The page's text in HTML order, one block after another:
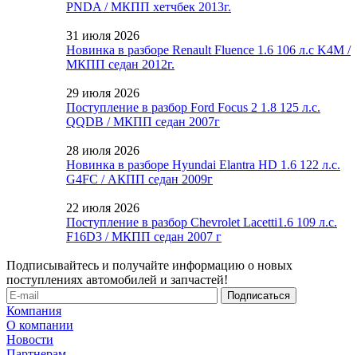
PNDA / МКПП хетчбек 2013г.
31 июля 2026
Новинка в разборе Renault Fluence 1.6 106 л.с K4M /
МКПП седан 2012г.
29 июля 2026
Поступление в разбор Ford Focus 2 1.8 125 л.с.
QQDB / МКПП седан 2007г
28 июля 2026
Новинка в разборе Hyundai Elantra HD 1.6 122 л.с.
G4FC / АКПП седан 2009г
22 июля 2026
Поступление в разбор Chevrolet Lacetti1.6 109 л.с.
F16D3 / МКПП седан 2007 г
Подписывайтесь и получайте информацию о новых
поступлениях автомобилей и запчастей!
Компания
О компании
Новости